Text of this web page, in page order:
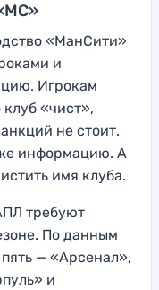
«МанСити»
и
Игрокам
«чист»,
не стоит.
информацию. А
имя клуба.
требуют
По данным
— «Арсенал»,
и